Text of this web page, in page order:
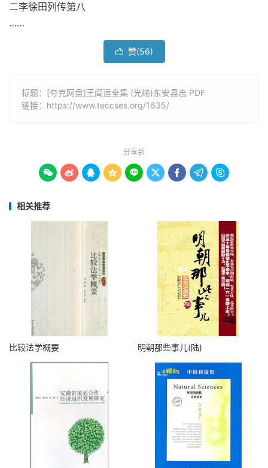
二李徐田列传第八
……
 赞(56)
标题：[夸克网盘]王闿运全集 (光绪)东安县志 PDF
链接： https://www.teccses.org/1635/
分享到
        
相关推荐
比较法学概要 明朝那些事儿(陆)